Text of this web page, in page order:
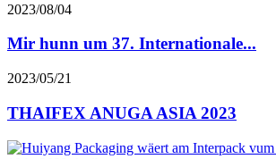
2023/08/04
Mir hunn um 37. Internationale...
2023/05/21
THAIFEX ANUGA ASIA 2023